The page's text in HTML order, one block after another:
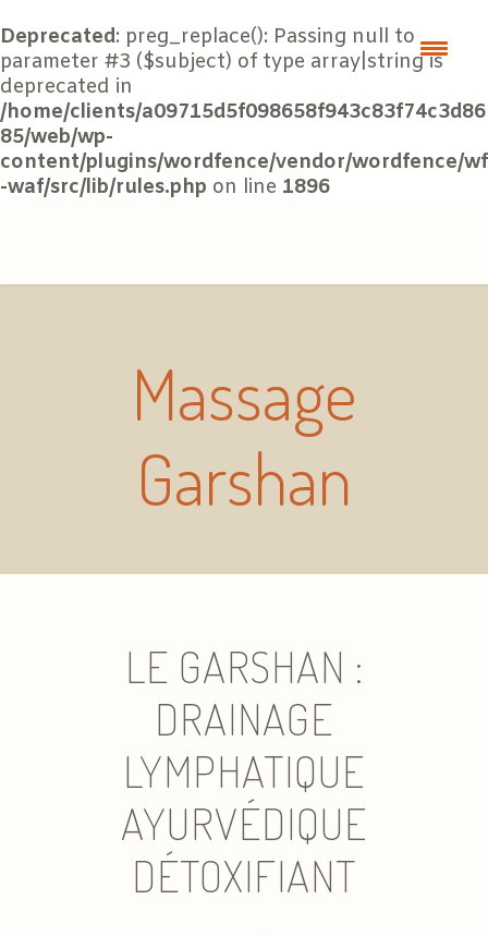
Deprecated: preg_replace(): Passing null to
parameter #3 ($subject) of type array|string is
deprecated in
/home/clients/a09715d5f098658f943c83f74c3d86
85/web/wp-
content/plugins/wordfence/vendor/wordfence/wf
-waf/src/lib/rules.php on line 1896
Massage
Garshan
LE GARSHAN :
DRAINAGE
LYMPHATIQUE
AYURVÉDIQUE
DÉTOXIFIANT